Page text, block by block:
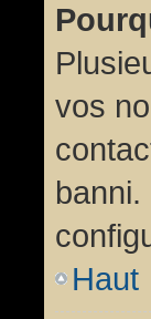
vos
Haut